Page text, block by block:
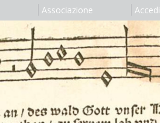
Associazione Accedi